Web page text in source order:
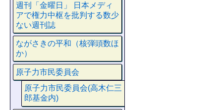
週刊「金曜日」 日本メディ
アで権力中枢を批判する数少
ない週刊誌
ながさきの平和（核弾頭数ほ
か）
原子力市民委員会
原子力市民委員会(高木仁三
郎基金内)